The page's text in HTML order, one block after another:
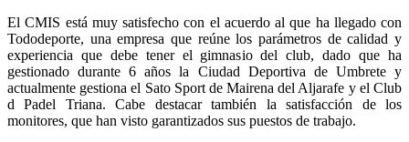
El CMIS está muy satisfecho con el acuerdo al que ha llegado con
Tododeporte, una empresa que reúne los parámetros de calidad y
experiencia que debe tener el gimnasio del club, dado que ha
gestionado durante 6 años la Ciudad Deportiva de Umbrete y
actualmente gestiona el Sato Sport de Mairena del Aljarafe y el Club
d Padel Triana. Cabe destacar también la satisfacción de los
monitores, que han visto garantizados sus puestos de trabajo.